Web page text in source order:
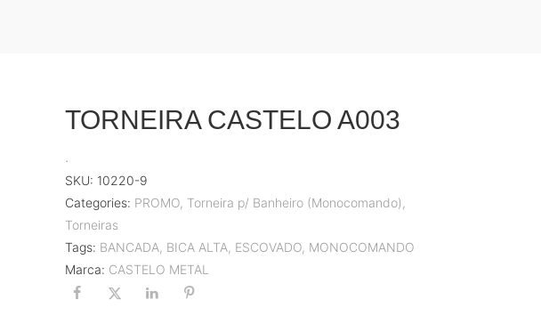
TORNEIRA CASTELO A003
.
SKU: 10220-9
Categories: PROMO, Torneira p/ Banheiro (Monocomando),
Torneiras
Tags: BANCADA, BICA ALTA, ESCOVADO, MONOCOMANDO
Marca: CASTELO METAL